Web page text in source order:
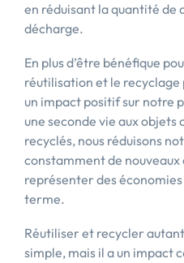
en réduisant la quantité de
décharge.
En plus d’être bénéfique
réutilisation et le
un impact positif sur notre
une seconde vie aux
recyclés, nous réduisons
constamment de
représenter des
terme.
Réutiliser et recycler
simple, mais il a un impact